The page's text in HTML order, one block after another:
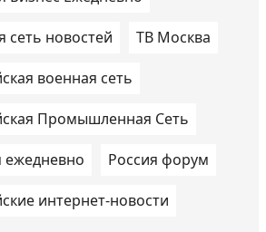
сеть новостей ТВ Москва
военная сеть
Промышленная Сеть
ежедневно Россия форум
интернет-новости